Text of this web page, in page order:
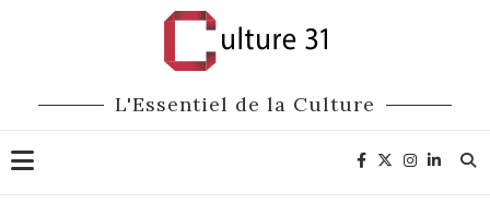
L'Essentiel de la Culture